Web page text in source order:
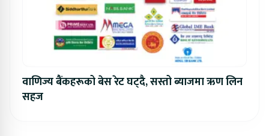
वाणिज्य बैंकहरूको बेस रेट घट्दै, सस्तो ब्याजमा ऋण लिन
सहज